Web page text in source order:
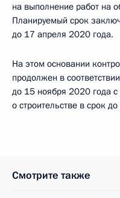
на выполнение работ на
Планируемый срок
до 17 апреля 2020 года.
На этом основании
продолжен в
до 15 ноября 2020 года
о строительстве в срок
Смотрите также